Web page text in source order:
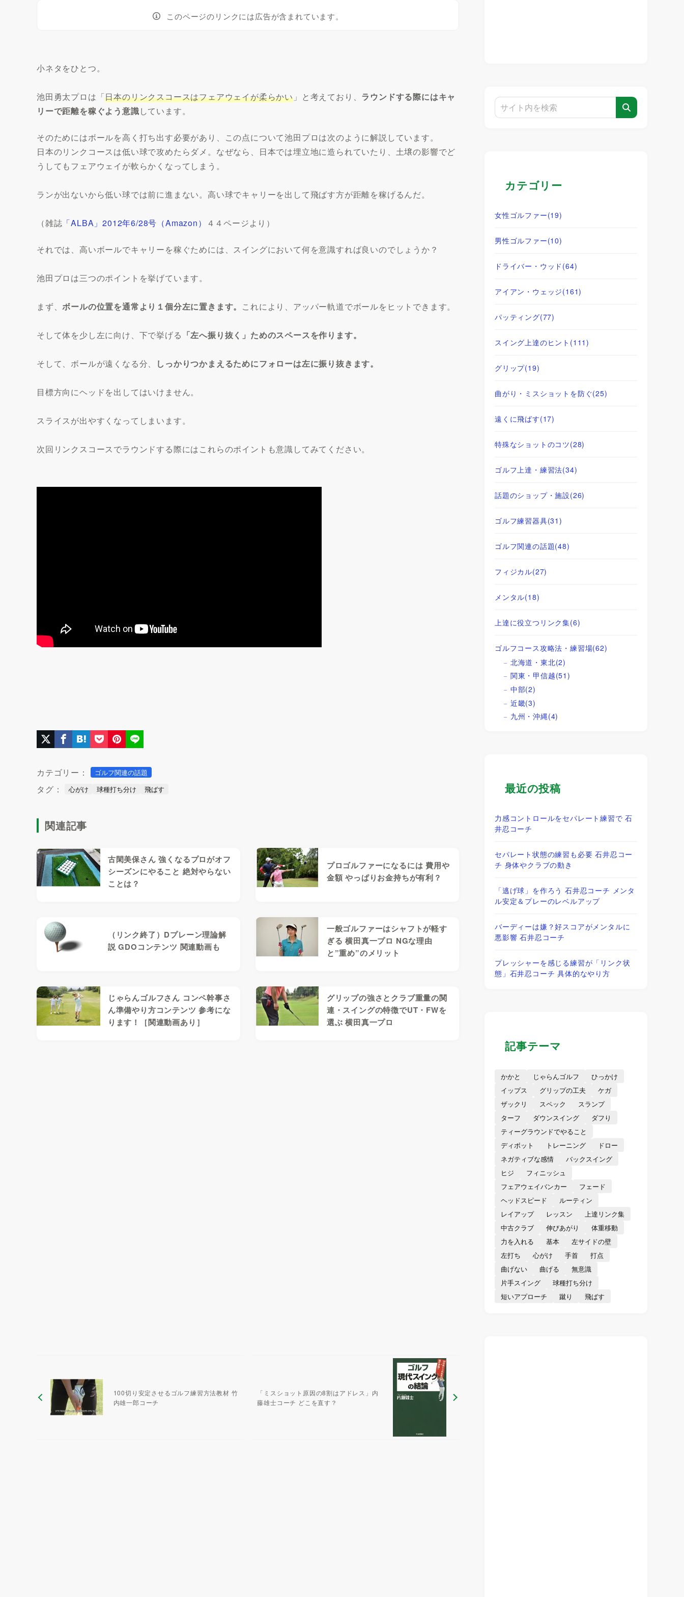
このページのリンクには広告が含まれています。
小ネタをひとつ。
池田勇太プロは「日本のリンクスコースはフェアウェイが柔らかい 」と考えており、 ラウンドする際にはキャ
リーで距離を稼ぐよう意識しています。
そのためにはボールを高く打ち出す必要があり、この点について池田プロは次のように解説しています。
日本のリンクコースは低い球で攻めたらダメ。なぜなら、日本では埋立地に造られていたり、土壌の影響でど
うしてもフェアウェイが軟らかくなってしまう。
ランが出ないから低い球では前に進まない。高い球でキャリーを出して飛ばす方が距離を稼げるんだ。
（雑誌 「ALBA」2012年6/28号（Amazon） ４４ページより）
それでは、高いボールでキャリーを稼ぐためには、スイングにおいて何を意識すれば良いのでしょうか？
池田プロは三つのポイントを挙げています。
まず、ボールの位置を通常より１個分左に置きます。 これにより、アッパー軌道でボールをヒットできます。
そして体を少し左に向け、下で挙げる 「左へ振り抜く」ためのスペースを作ります。
そして、ボールが遠くなる分、 しっかりつかまえるためにフォローは左に振り抜きます。
目標方向にヘッドを出してはいけません。
スライスが出やすくなってしまいます。
次回リンクスコースでラウンドする際にはこれらのポイントも意識してみてください。
カテゴリー： ゴルフ関連の話題
タグ： 心がけ 球種打ち分け 飛ばす
関連記事
古閑美保さん 強くなるプロがオフ
シーズンにやること 絶対やらない
ことは？
プロゴルファーになるには 費用や
金額 やっぱりお金持ちが有利？
（リンク終了）Dプレーン理論解
説 GDOコンテンツ 関連動画も
一般ゴルファーはシャフトが軽す
ぎる 横田真一プロ NGな理由
と”重め”のメリット
じゃらんゴルフさん コンペ幹事さ
ん準備やり方コンテンツ 参考にな
ります！［関連動画あり］
グリップの強さとクラブ重量の関
連・スイングの特徴でUT・FWを
選ぶ 横田真一プロ
100切り安定させるゴルフ練習方法教材 竹
内雄一郎コーチ
「ミスショット原因の8割はアドレス」内
藤雄士コーチ どこを直す？
カテゴリー
女性ゴルファー(19)
男性ゴルファー(10)
ドライバー・ウッド (64)
アイアン・ウェッジ(161)
パッティング(77)
スイング上達のヒント (111)
グリップ(19)
曲がり・ミスショットを防ぐ(25)
遠くに飛ばす(17)
特殊なショットのコツ(28)
ゴルフ上達・練習法(34)
話題のショップ・施設(26)
ゴルフ練習器具(31)
ゴルフ関連の話題(48)
フィジカル(27)
メンタル(18)
上達に役立つリンク集(6)
ゴルフコース攻略法・練習場(62)
北海道・東北(2)
関東・甲信越(51)
中部(2)
近畿(3)
九州・沖縄(4)
最近の投稿
力感コントロールをセパレート練習で 石
井忍コーチ
セパレート状態の練習も必要 石井忍コー
チ 身体やクラブの動き
「逃げ球」を作ろう 石井忍コーチ メンタ
ル安定＆プレーのレベルアップ
バーディーは嫌？好スコアがメンタルに
悪影響 石井忍コーチ
プレッシャーを感じる練習が「リンク状
態」石井忍コーチ 具体的なやり方
記事テーマ
かかと じゃらんゴルフ
ひっかけ
イップス
グリップの工夫
ケガ
ザックリ
スペック
スランプ
ターフ
ダウンスイング
ダフり
ティーグラウンドでやること
ディボット
トレーニング
ドロー
ネガティブな感情
バックスイング
ヒジ
フィニッシュ
フェアウェイバンカー
フェード
ヘッドスピード
ルーティン
レイアップ
レッスン
上達リンク集
中古クラブ
伸びあがり
体重移動
力を入れる
基本
左サイドの壁
左打ち
心がけ 手首
打点
曲げない
曲げる
無意識
片手スイング
球種打ち分け
短いアプローチ
蹴り 飛ばす